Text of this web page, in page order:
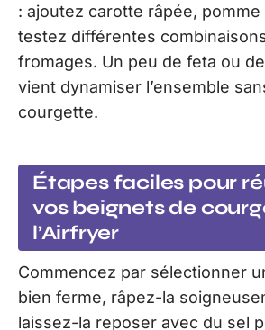
: ajoutez carotte râpée,
testez différentes
fromages. Un peu de feta ou
vient dynamiser l’ensemble
courgette.
Étapes faciles pour
vos beignets de
l’Airfryer
Commencez par sélectionner
bien ferme, râpez-la
laissez-la reposer avec du sel